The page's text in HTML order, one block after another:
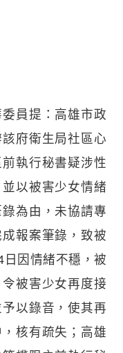
員提：高雄市政
府衛生局社區心
執行秘書疑涉性
以被害少女情緒
為由，未協請專
報案筆錄，致被
因情緒不穩，被
被害少女再度接
以錄音，使其再
核有疏失；高雄